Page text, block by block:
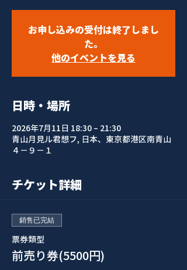
お申し込みの受付は終了しまし
た。
他のイベントを見る
日時・場所
2026年7月11日 18:30 – 21:30
青山月見ル君想フ, 日本、東京都港区南青山
４−９−１
チケット詳細
銷售已完結
票券類型
前売り券(5500円)